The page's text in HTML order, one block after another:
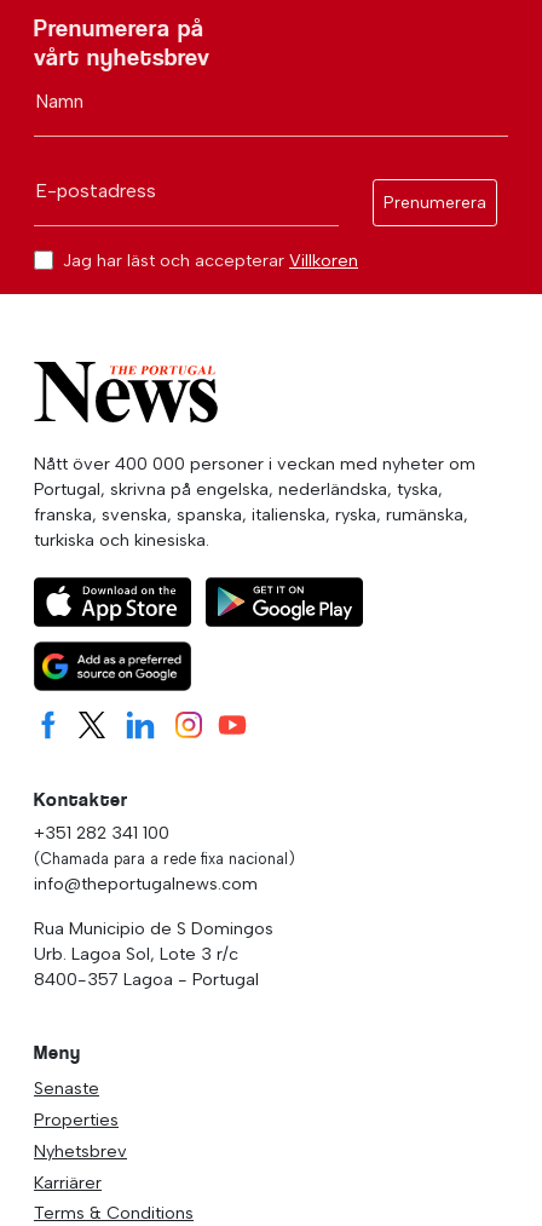
Prenumerera på
vårt nyhetsbrev
Namn
E-postadress
Prenumerera
Jag har läst och accepterar Villkoren
Nått över 400 000 personer i veckan med nyheter om
Portugal, skrivna på engelska, nederländska, tyska,
franska, svenska, spanska, italienska, ryska, rumänska,
turkiska och kinesiska.
Kontakter
+351 282 341 100
(Chamada para a rede fixa nacional)
info@theportugalnews.com
Rua Municipio de S Domingos
Urb. Lagoa Sol, Lote 3 r/c
8400-357 Lagoa - Portugal
Meny
Senaste
Properties
Nyhetsbrev
Karriärer
Terms & Conditions